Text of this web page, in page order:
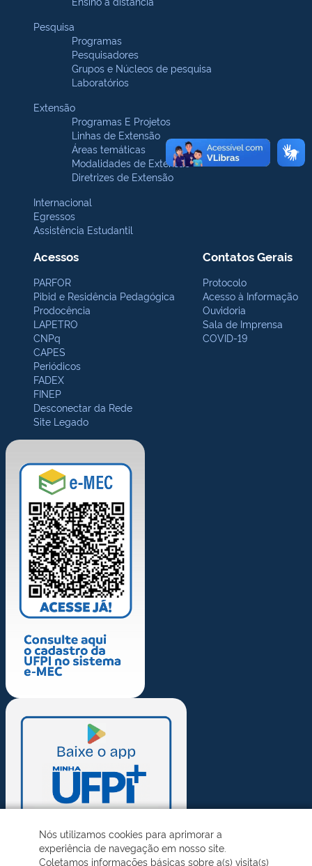
Pesquisa
Programas
Pesquisadores
Grupos e Núcleos de pesquisa
Laboratórios
Extensão
Programas E Projetos
Linhas de Extensão
Áreas temáticas
Modalidades de Extensão
Diretrizes de Extensão
Internacional
Egressos
Assistência Estudantil
Acessos
PARFOR
Pibid e Residência Pedagógica
Prodocência
LAPETRO
CNPq
CAPES
Periódicos
FADEX
FINEP
Desconectar da Rede
Site Legado
Contatos Gerais
Protocolo
Acesso à Informação
Ouvidoria
Sala de Imprensa
COVID-19
Nós utilizamos cookies para aprimorar a
experiência de navegação em nosso site.
Coletamos informações básicas sobre a(s) visita(s)